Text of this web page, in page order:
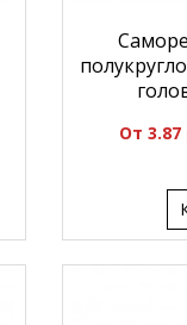
От